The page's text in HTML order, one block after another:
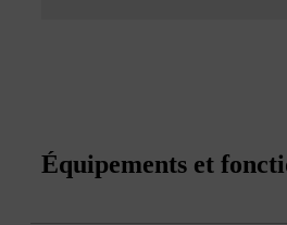
Équipements et